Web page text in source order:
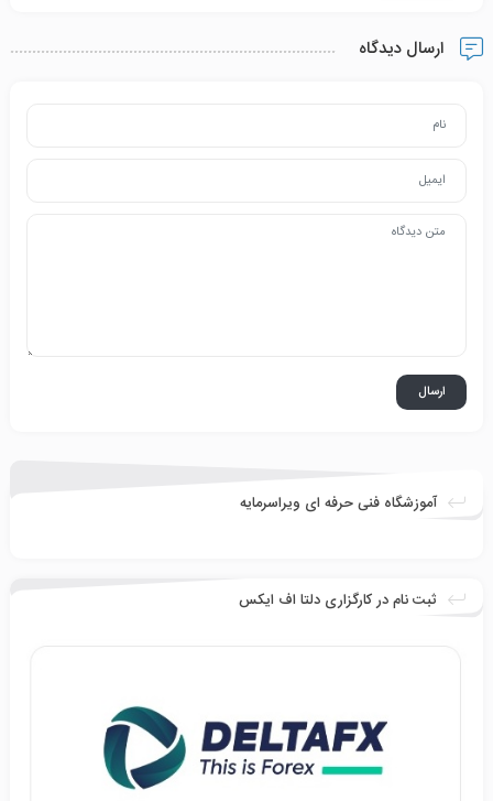
ارسال دیدگاه
آموزشگاه فنی حرفه ای ویراسرمایه
ثبت نام در کارگزاری دلتا اف ایکس